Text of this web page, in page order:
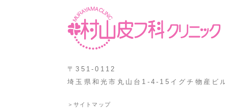
〒351-0112
埼玉県和光市丸山台1-4-15イグチ物産ビ
＞サイトマップ